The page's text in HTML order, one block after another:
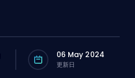
06 May 2024
更新日